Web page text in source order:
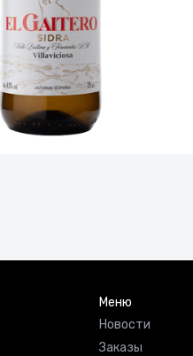
Меню
Новости
Заказы